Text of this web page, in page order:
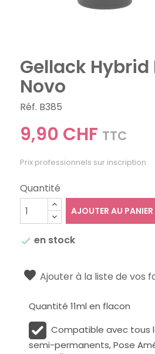
Gellack Hybrid
Novo
Réf. B385
9,90 CHF TTC
Prix professionnels sur inscription
Quantité
AJOUTER AU PANIER
 en stock
Ajouter à la liste de vos
Quantité 11ml en flacon
Compatible avec tous
semi-permanents, Pose